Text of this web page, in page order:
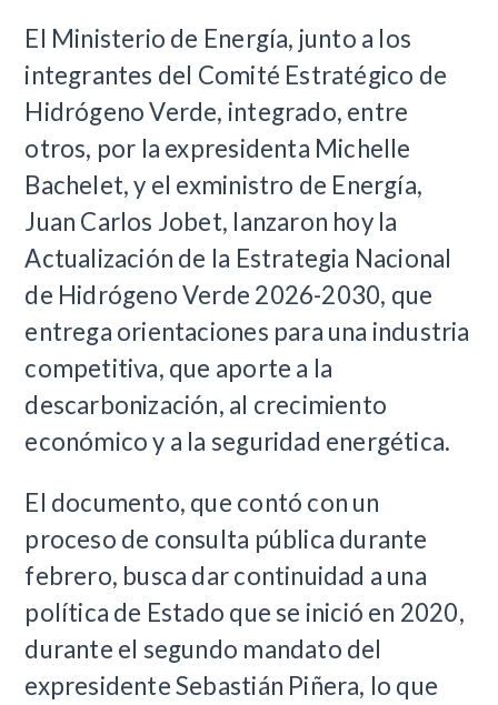
El Ministerio de Energía, junto a los
integrantes del Comité Estratégico de
Hidrógeno Verde, integrado, entre
otros, por la expresidenta Michelle
Bachelet, y el exministro de Energía,
Juan Carlos Jobet, lanzaron hoy la
Actualización de la Estrategia Nacional
de Hidrógeno Verde 2026-2030, que
entrega orientaciones para una industria
competitiva, que aporte a la
descarbonización, al crecimiento
económico y a la seguridad energética.
El documento, que contó con un
proceso de consulta pública durante
febrero, busca dar continuidad a una
política de Estado que se inició en 2020,
durante el segundo mandato del
expresidente Sebastián Piñera, lo que